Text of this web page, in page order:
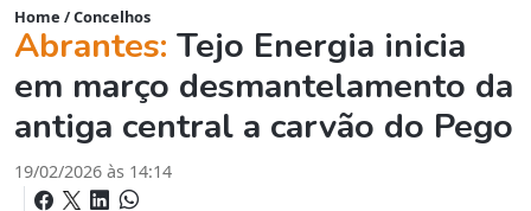
Home /Concelhos
Abrantes: Tejo Energia inicia
em março desmantelamento da
antiga central a carvão do Pego
19/02/2026 às 14:14